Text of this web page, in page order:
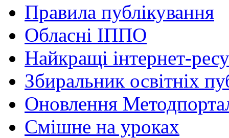
Правила публікування
Обласні ІППО
Найкращі інтернет-
Збиральник освітніх
Оновлення
Cмішне на уроках